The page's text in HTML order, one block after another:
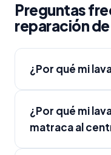
Preguntas
reparación
¿Por qué mi
¿Por qué mi
matraca al